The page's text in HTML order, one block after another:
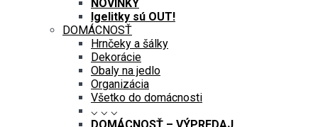
NOVINKY
Igelitky sú OUT!
DOMÁCNOSŤ
Hrnčeky a šálky
Dekorácie
Obaly na jedlo
Organizácia
Všetko do domácnosti
⌵ ⌵ ⌵